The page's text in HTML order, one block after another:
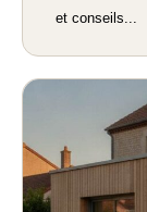
et conseils...